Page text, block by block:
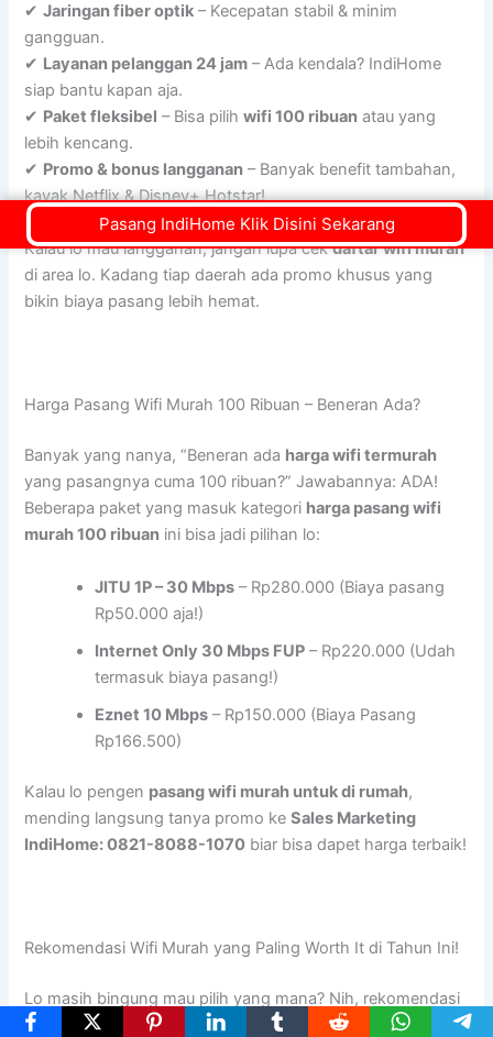
✔Jaringan fiber optik – Kecepatan stabil & minim
gangguan.
✔ Layanan pelanggan 24 jam – Ada kendala? IndiHome
siap bantu kapan aja.
✔ Paket fleksibel – Bisa pilihwifi 100 ribuan atau yang
lebih kencang.
✔ Promo & bonus langganan – Banyak benefit tambahan,
kayak Netflix & Disney+ Hotstar!
Kalau lo mau langganan, jangan lupa cekdaftar wifi murah
di area lo. Kadang tiap daerah ada promo khusus yang
bikin biaya pasang lebih hemat.
Harga Pasang Wifi Murah 100 Ribuan – Beneran Ada?
Banyak yang nanya, “Beneran ada harga wifi termurah
yang pasangnya cuma 100 ribuan?” Jawabannya: ADA!
Beberapa paket yang masuk kategori harga pasang wifi
murah 100 ribuan ini bisa jadi pilihan lo:
JITU 1P – 30 Mbps – Rp280.000 (Biaya pasang
Rp50.000 aja!)
Internet Only 30 Mbps FUP – Rp220.000 (Udah
termasuk biaya pasang!)
Eznet 10 Mbps – Rp150.000 (Biaya Pasang
Rp166.500)
Kalau lo pengen pasang wifi murah untuk di rumah,
mending langsung tanya promo keSales Marketing
IndiHome: 0821-8088-1070 biar bisa dapet harga terbaik!
Rekomendasi Wifi Murah yang Paling Worth It di Tahun Ini!
Lo masih bingung mau pilih yang mana? Nih, rekomendasi
berdasarkan kebutuhan:
Pasang IndiHome Klik Disini Sekarang